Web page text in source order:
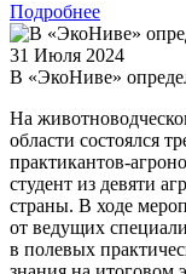
Подробнее
31 Июля 2024
В «ЭкоНиве»
На
области состоялся
практикантов-
студент из девяти
страны. В ходе
от ведущих
в полевых